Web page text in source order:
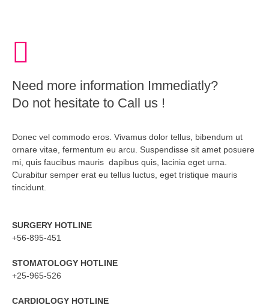
Need more information Immediatly?
Do not hesitate to Call us !
Donec vel commodo eros. Vivamus dolor tellus, bibendum ut
ornare vitae, fermentum eu arcu. Suspendisse sit amet posuere
mi, quis faucibus mauris dapibus quis, lacinia eget urna.
Curabitur semper erat eu tellus luctus, eget tristique mauris
tincidunt.
SURGERY HOTLINE
+56-895-451
STOMATOLOGY HOTLINE
+25-965-526
CARDIOLOGY HOTLINE